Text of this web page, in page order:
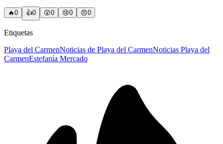
🔥0 👍0 😲0 😢0 😠0
Etiquetas
Playa del CarmenNoticias de Playa del CarmenNoticias Playa del
CarmenEstefanía Mercado